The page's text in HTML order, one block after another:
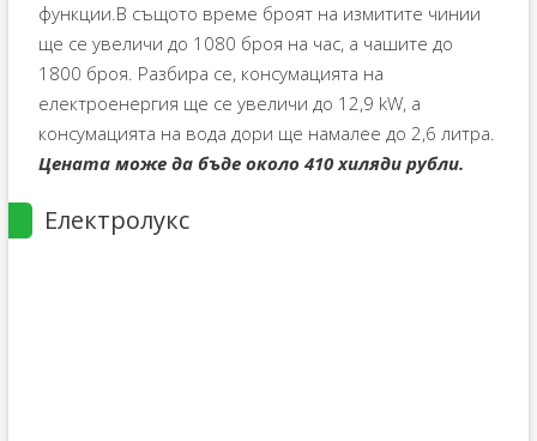
функции.В същото време броят на измитите чинии
ще се увеличи до 1080 броя на час, а чашите до
1800 броя. Разбира се, консумацията на
електроенергия ще се увеличи до 12,9 kW, а
консумацията на вода дори ще намалее до 2,6 литра.
Цената може да бъде около 410 хиляди рубли.
Електролукс